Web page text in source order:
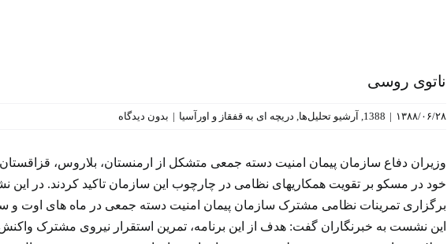
ناتوی روسی
۱۳۸۸/۰۶/۲۸ |
1388
, آرشیو تحلیل‌ها, دریچه ای به قفقاز و اورآسیا | بدون دیدگاه
وزیران دفاع سازمان پیمان امنیت دسته جمعی متشکل از ارمنستان، بلاروس،
برگزاری تمرینات نظامی مشترک سازمان پیمان امنیت دسته جمعی در ماه های اوت و
این نشست به خبرنگاران گفت: هدف ‌از این برنامه، تمرین استقرار نیروی مشترک